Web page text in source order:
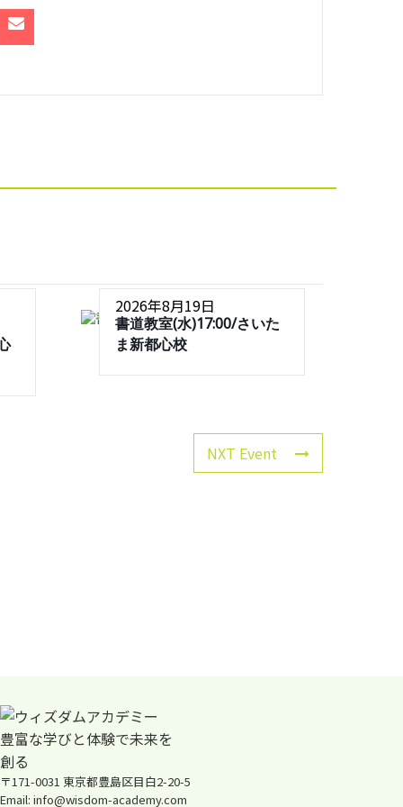
2026年8月19日
書道教室(水)17:00/さいた
ま新都心校
NXT Event
〒171-0031 東京都豊島区目白2-20-5
Email: info@wisdom-academy.com